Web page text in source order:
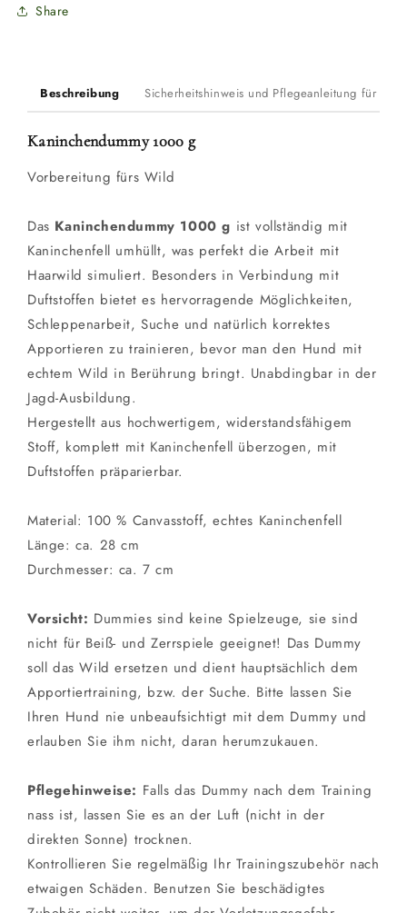
Share
Beschreibung Sicherheitshinweis und Pflegeanleitung für
Kaninchendummy 1000 g
Vorbereitung fürs Wild
Das Kaninchendummy 1000 g ist vollständig mit
Kaninchenfell umhüllt, was perfekt die Arbeit mit
Haarwild simuliert. Besonders in Verbindung mit
Duftstoffen bietet es hervorragende Möglichkeiten,
Schleppenarbeit, Suche und natürlich korrektes
Apportieren zu trainieren, bevor man den Hund mit
echtem Wild in Berührung bringt. Unabdingbar in der
Jagd-Ausbildung.
Hergestellt aus hochwertigem, widerstandsfähigem
Stoff, komplett mit Kaninchenfell überzogen, mit
Duftstoffen präparierbar.
Material: 100 % Canvasstoff, echtes Kaninchenfell
Länge: ca. 28 cm
Durchmesser: ca. 7 cm
Vorsicht: Dummies sind keine Spielzeuge, sie sind
nicht für Beiß- und Zerrspiele geeignet! Das Dummy
soll das Wild ersetzen und dient hauptsächlich dem
Apportiertraining, bzw. der Suche. Bitte lassen Sie
Ihren Hund nie unbeaufsichtigt mit dem Dummy und
erlauben Sie ihm nicht, daran herumzukauen.
Pflegehinweise: Falls das Dummy nach dem Training
nass ist, lassen Sie es an der Luft (nicht in der
direkten Sonne) trocknen.
Kontrollieren Sie regelmäßig Ihr Trainingszubehör nach
etwaigen Schäden. Benutzen Sie beschädigtes